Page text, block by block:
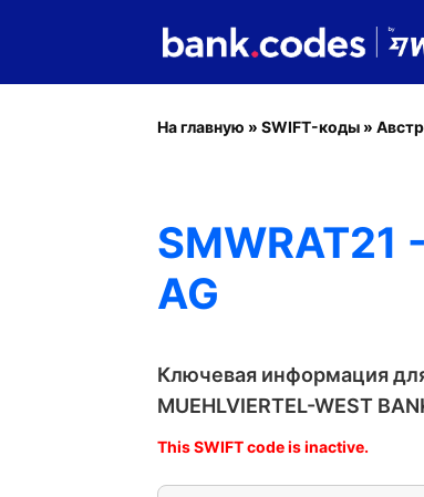
На главную » SWIFT-коды »
SMWRAT21
AG
Ключевая информация
MUEHLVIERTEL-WEST
This SWIFT code is inactive.